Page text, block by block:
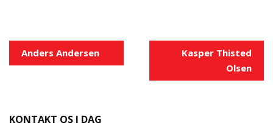
Indlægsnavigation
Anders Andersen
Kasper Thisted
Olsen
KONTAKT OS I DAG